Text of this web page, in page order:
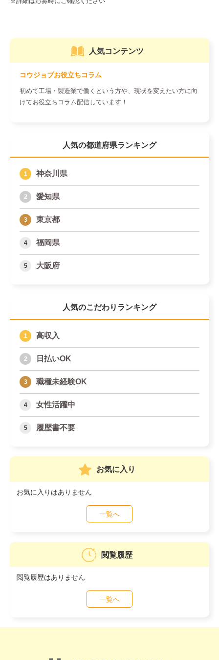
人気コンテンツ
コウジョブお役立ちコラム
初めて工場・製造業で働くという方や、現状を変えたい方に向
けてお役立ちコラム配信しています！
人気の都道府県ランキング
神奈川県
愛知県
東京都
福岡県
大阪府
人気のこだわりランキング
高収入
日払いOK
職種未経験OK
女性活躍中
履歴書不要
お気に入り
お気に入りはありません
一覧へ
閲覧履歴
閲覧履歴はありません
一覧へ